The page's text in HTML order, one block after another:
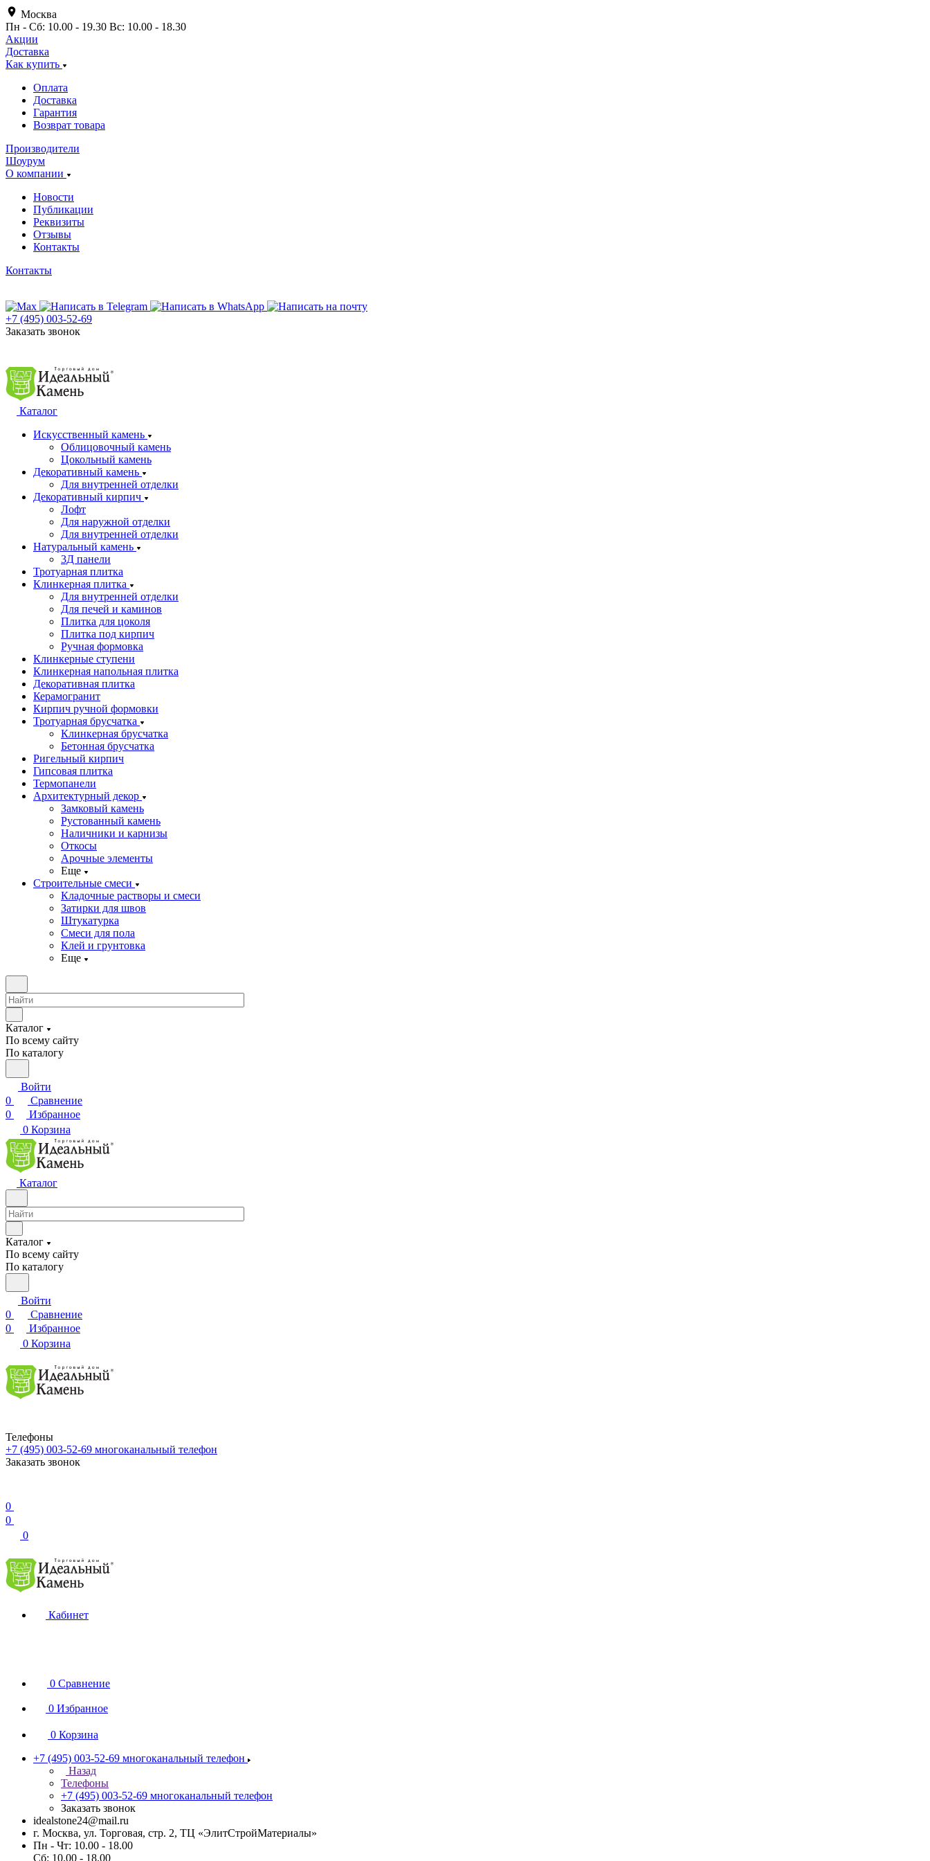
Москва
Пн - Сб: 10.00 - 19.30 Вс: 10.00 - 18.30
Акции
Доставка
Как купить
Оплата
Доставка
Гарантия
Возврат товара
Производители
Шоурум
О компании
Новости
Публикации
Реквизиты
Отзывы
Контакты
Контакты
+7 (495) 003-52-69
Заказать звонок
Каталог
Искусственный камень
Облицовочный камень
Цокольный камень
Декоративный камень
Для внутренней отделки
Декоративный кирпич
Лофт
Для наружной отделки
Для внутренней отделки
Натуральный камень
3Д панели
Тротуарная плитка
Клинкерная плитка
Для внутренней отделки
Для печей и каминов
Плитка для цоколя
Плитка под кирпич
Ручная формовка
Клинкерные ступени
Клинкерная напольная плитка
Декоративная плитка
Керамогранит
Кирпич ручной формовки
Тротуарная брусчатка
Клинкерная брусчатка
Бетонная брусчатка
Ригельный кирпич
Гипсовая плитка
Термопанели
Архитектурный декор
Замковый камень
Рустованный камень
Наличники и карнизы
Откосы
Арочные элементы
Еще
Строительные смеси
Кладочные растворы и смеси
Затирки для швов
Штукатурка
Смеси для пола
Клей и грунтовка
Еще
Каталог
По всему сайту
По каталогу
Войти
0
Сравнение
0
Избранное
0 Корзина
Каталог
Каталог
По всему сайту
По каталогу
Войти
0
Сравнение
0
Избранное
0 Корзина
Телефоны
+7 (495) 003-52-69 многоканальный телефон
Заказать звонок
0
0
0
Кабинет
0 Сравнение
0 Избранное
0 Корзина
+7 (495) 003-52-69 многоканальный телефон
Назад
Телефоны
+7 (495) 003-52-69 многоканальный телефон
Заказать звонок
idealstone24@mail.ru
г. Москва, ул. Торговая, стр. 2, ТЦ «ЭлитСтройМатериалы»
Пн - Чт: 10.00 - 18.00
Сб: 10.00 - 18.00